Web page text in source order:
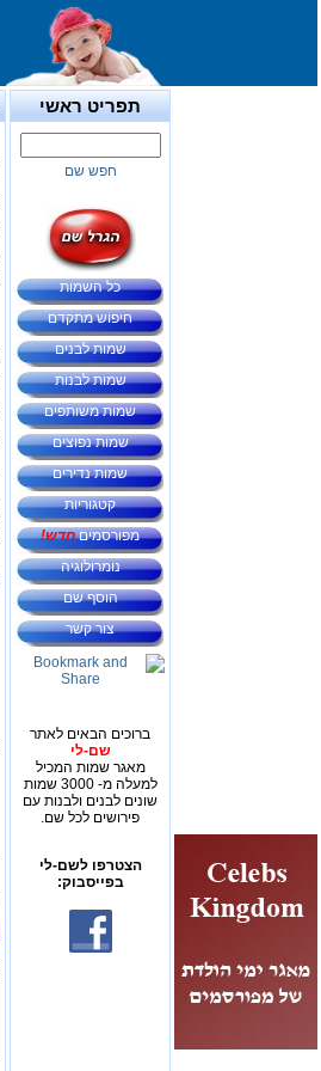
תפריט ראשי
חפש שם
כל השמות
חיפוש מתקדם
שמות לבנים
שמות לבנות
שמות משותפים
שמות נפוצים
שמות נדירים
קטגוריות
מפורסמיםחדש!
נומרולוגיה
הוסף שם
צור קשר
ברוכים הבאים לאתר
שם-לי
מאגר שמות המכיל
למעלה מ- 3000 שמות
שונים לבנים ולבנות עם
פירושים לכל שם.
הצטרפו לשם-לי
בפייסבוק: